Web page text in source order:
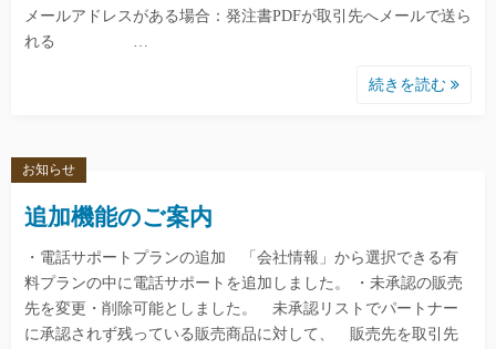
メールアドレスがある場合：発注書PDFが取引先へメールで送ら
れる …
続きを読む
追加機能のご案内
・電話サポートプランの追加 「会社情報」から選択できる有
料プランの中に電話サポートを追加しました。 ・未承認の販売
先を変更・削除可能としました。 未承認リストでパートナー
に承認されず残っている販売商品に対して、 販売先を取引先
お知らせ